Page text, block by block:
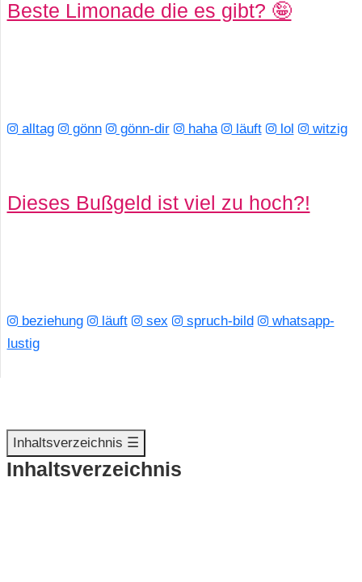
Beste Limonade die es gibt? 🤪
alltag gönn gönn-dir haha läuft lol witzig
Dieses Bußgeld ist viel zu hoch?!
beziehung läuft sex spruch-bild
whatsapp-
lustig
Inhaltsverzeichnis ☰
Inhaltsverzeichnis